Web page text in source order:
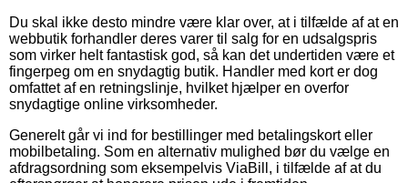
Du skal ikke desto mindre være klar over, at i tilfælde af at en
webbutik forhandler deres varer til salg for en udsalgspris
som virker helt fantastisk god, så kan det undertiden være et
fingerpeg om en snydagtig butik. Handler med kort er dog
omfattet af en retningslinje, hvilket hjælper en overfor
snydagtige online virksomheder.
Generelt går vi ind for bestillinger med betalingskort eller
mobilbetaling. Som en alternativ mulighed bør du vælge en
afdragsordning som eksempelvis ViaBill, i tilfælde af at du